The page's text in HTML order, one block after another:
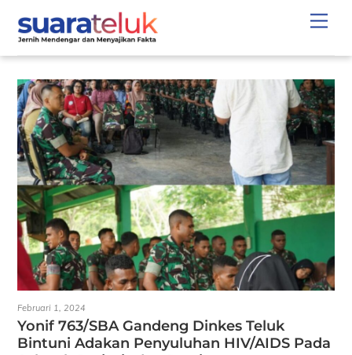
content
Februari 1, 2024
Yonif 763/SBA Gandeng Dinkes Teluk
Bintuni Adakan Penyuluhan HIV/AIDS Pada